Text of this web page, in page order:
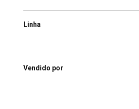
Linha
Vendido por